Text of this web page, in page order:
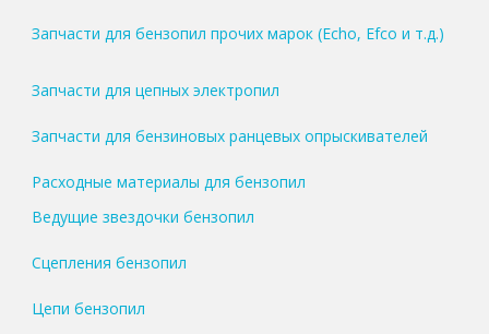
Запчасти для бензопил прочих марок (Echo, Efco и т.д.)
Запчасти для цепных электропил
Запчасти для бензиновых ранцевых опрыскивателей
Расходные материалы для бензопил
Ведущие звездочки бензопил
Сцепления бензопил
Цепи бензопил